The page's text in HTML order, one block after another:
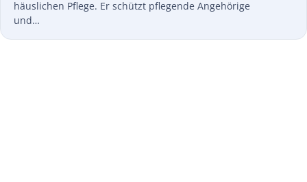
häuslichen Pflege. Er schützt pflegende Angehörige
und…